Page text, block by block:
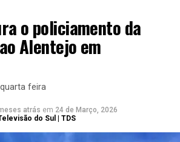
o policiamento da
Alentejo em
feira
atrás em 24 de Março, 2026
do Sul | TDS